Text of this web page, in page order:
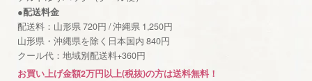
●配送料金
配送料：山形県 720円 / 沖縄県 1,250円
山形県・沖縄県を除く日本国内 840円
クール代：地域別配送料+360円
お買い上げ金額2万円以上(税抜)の方は送料無料！